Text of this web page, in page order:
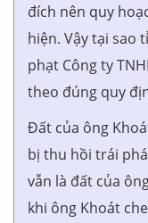
đích nên quy
hiện. Vậy tại sao
phạt Công ty
theo đúng quy
Đất của ông
bị thu hồi trái
vẫn là đất của
khi ông Khoát